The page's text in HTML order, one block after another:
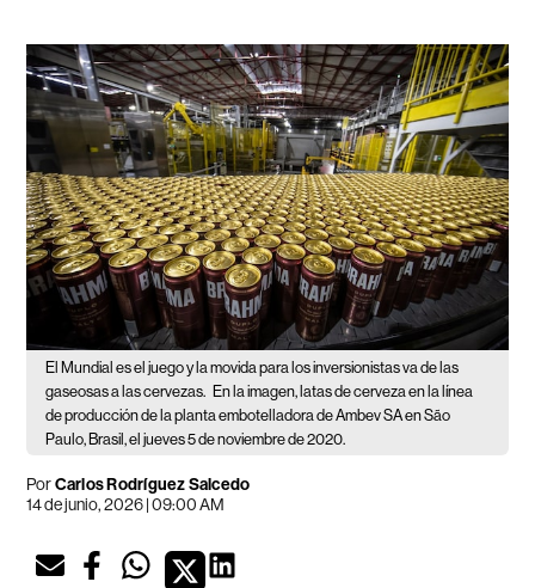
El Mundial es el juego y la movida para los inversionistas va de las
gaseosas a las cervezas. En la imagen, latas de cerveza en la línea
de producción de la planta embotelladora de Ambev SA en São
Paulo, Brasil, el jueves 5 de noviembre de 2020.
PorCarlos Rodríguez Salcedo
14 de junio, 2026 | 09:00 AM